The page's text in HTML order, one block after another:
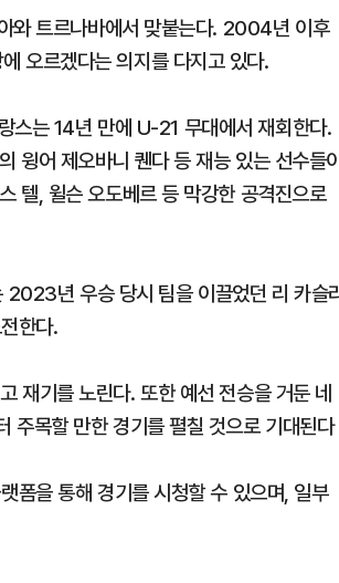
와 트르나바에서 맞붙는다. 2004년 이후
오르겠다는 의지를 다지고 있다.
스는 14년 만에 U-21 무대에서 재회한다.
윙어 제오바니 퀜다 등 재능 있는 선수들
텔, 윌슨 오도베르 등 막강한 공격진으로
년 우승 당시 팀을 이끌었던 리 카슬
한다.
재기를 노린다. 또한 예선 전승을 거둔 네
주목할 만한 경기를 펼칠 것으로 기대된다
폼을 통해 경기를 시청할 수 있으며, 일부